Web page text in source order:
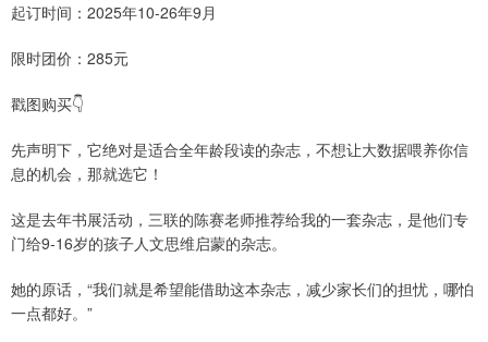
起订时间：2025年10-26年9月
限时团价：285元
戳图购买👇
先声明下，它绝对是适合全年龄段读的杂志，不想让大数据喂养你信
息的机会，那就选它！
这是去年书展活动，三联的陈赛老师推荐给我的一套杂志，是他们专
门给9-16岁的孩子人文思维启蒙的杂志。
她的原话，“我们就是希望能借助这本杂志，减少家长们的担忧，哪怕
一点都好。”